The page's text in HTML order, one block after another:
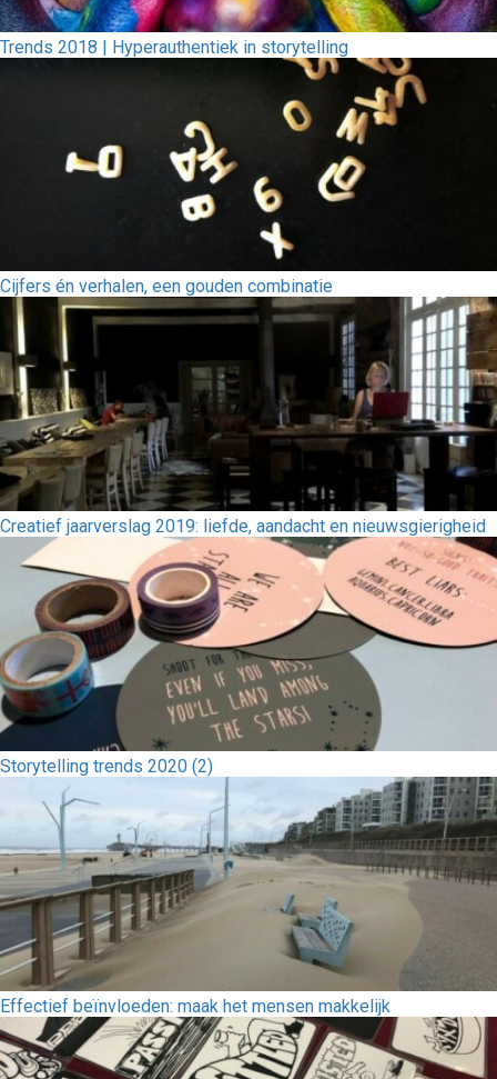
Trends 2018 | Hyperauthentiek in storytelling
Cijfers én verhalen, een gouden combinatie
Creatief jaarverslag 2019: liefde, aandacht en nieuwsgierigheid
Storytelling trends 2020 (2)
Effectief beïnvloeden: maak het mensen makkelijk